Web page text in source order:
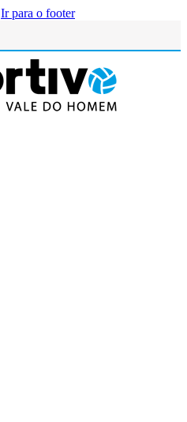
Ir para o footer